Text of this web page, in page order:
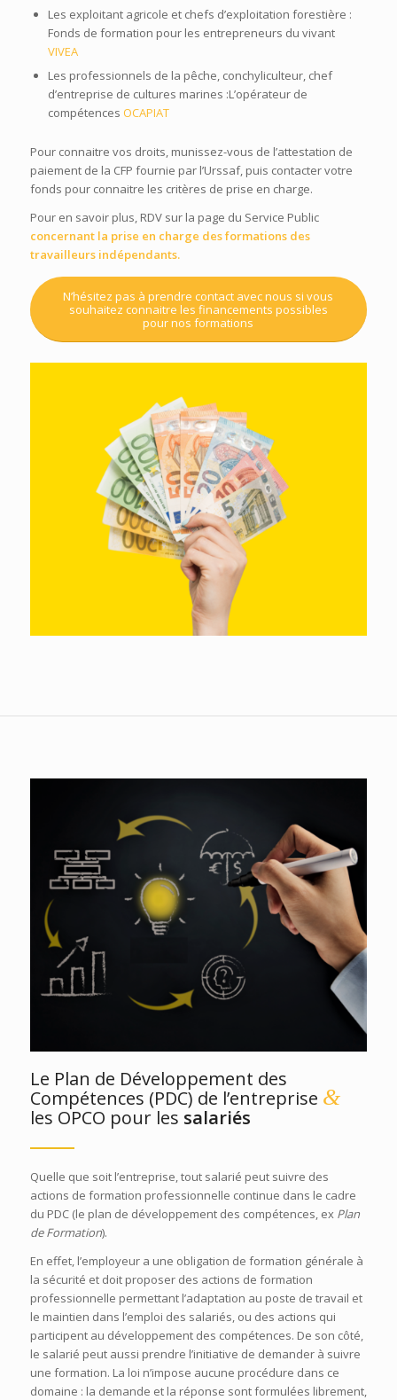
Les exploitant agricole et chefs d’exploitation forestière :
Fonds de formation pour les entrepreneurs du vivant
VIVEA
Les professionnels de la pêche, conchyliculteur, chef
d’entreprise de cultures marines :L’opérateur de
compétences OCAPIAT
Pour connaitre vos droits, munissez-vous de l’attestation de
paiement de la CFP fournie par l’Urssaf, puis contacter votre
fonds pour connaitre les critères de prise en charge.
Pour en savoir plus, RDV sur la page du Service Public
concernant la prise en charge des formations des
travailleurs indépendants.
N’hésitez pas à prendre contact avec nous si vous
souhaitez connaitre les financements possibles
pour nos formations
Le Plan de Développement des
Compétences (PDC) de l’entreprise &
les OPCO pour les salariés
Quelle que soit l’entreprise, tout salarié peut suivre des
actions de formation professionnelle continue dans le cadre
du PDC (le plan de développement des compétences, ex Plan
de Formation).
En effet, l’employeur a une obligation de formation générale à
la sécurité et doit proposer des actions de formation
professionnelle permettant l’adaptation au poste de travail et
le maintien dans l’emploi des salariés, ou des actions qui
participent au développement des compétences. De son côté,
le salarié peut aussi prendre l’initiative de demander à suivre
une formation. La loi n’impose aucune procédure dans ce
domaine : la demande et la réponse sont formulées librement,